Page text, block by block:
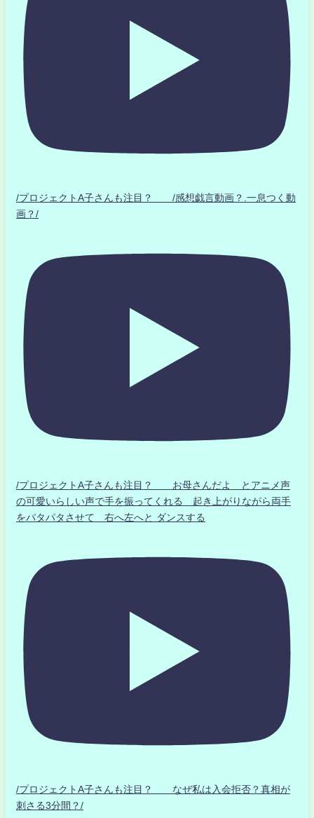
/プロジェクトA子さんも注目？ /感想戯言動画？.一息つく動
画？/
/プロジェクトA子さんも注目？ お母さんだよ とアニメ声
の可愛いらしい声で手を振ってくれる 起き上がりながら両手
をパタパタさせて 右へ左へと ダンスする
/プロジェクトA子さんも注目？ なぜ私は入会拒否？真相が
刺さる3分間？/